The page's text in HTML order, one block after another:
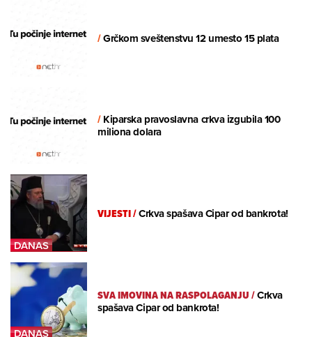
/Grčkom sveštenstvu 12 umesto 15 plata
/Kiparska pravoslavna crkva izgubila 100
miliona dolara
VIJESTI/Crkva spašava Cipar od bankrota!
SVA IMOVINA NA RASPOLAGANJU/Crkva
spašava Cipar od bankrota!